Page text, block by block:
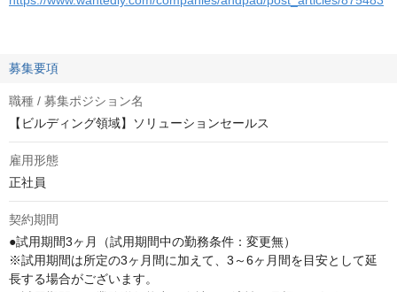
募集要項
職種 / 募集ポジション名
【ビルディング領域】ソリューションセールス
雇用形態
正社員
契約期間
●試用期間3ヶ月（試用期間中の勤務条件：変更無）
※試用期間は所定の3ヶ月間に加えて、3～6ヶ月間を目安として延
長する場合がございます。